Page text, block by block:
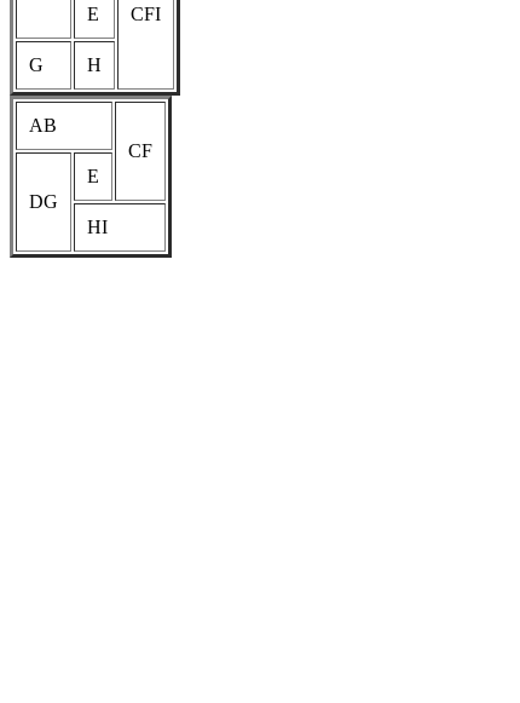
CFI
E
G H
AB
CF
DG
E
HI